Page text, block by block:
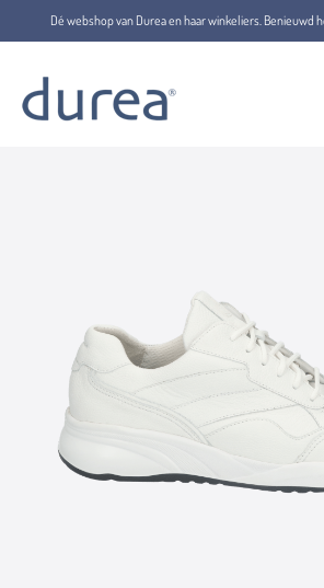
Dé webshop van Durea en haar winkeliers. Benieuwd
Home Lace-up shoes